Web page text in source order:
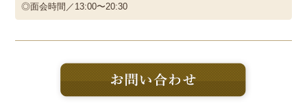
◎面会時間／13:00〜20:30